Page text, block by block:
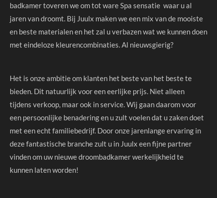
badkamer toveren we om tot ware Spa sensatie waar u al
jaren van droomt. Bij Juulx maken we een mix van de mooiste
en beste materialen en het zal u verbazen wat we kunnen doen
met eindeloze kleurencombinaties. Al nieuwsgierig?
Het is onze ambitie om klanten het beste van het beste te
bieden. Dit natuurlijk voor een eerlijke prijs. Niet alleen
tijdens verkoop, maar ook in service. Wij gaan daarom voor
een persoonlijke benadering en u zult voelen dat u zaken doet
met een echt familiebedrijf. Door onze jarenlange ervaring in
deze fantastische branche zult u in Juulx een fijne partner
vinden om uw nieuwe droombadkamer werkelijkheid te
kunnen laten worden!